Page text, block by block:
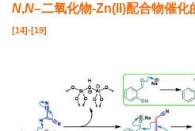
N,N–二氧化物-Zn(II)配合物催化
[14]-[19]